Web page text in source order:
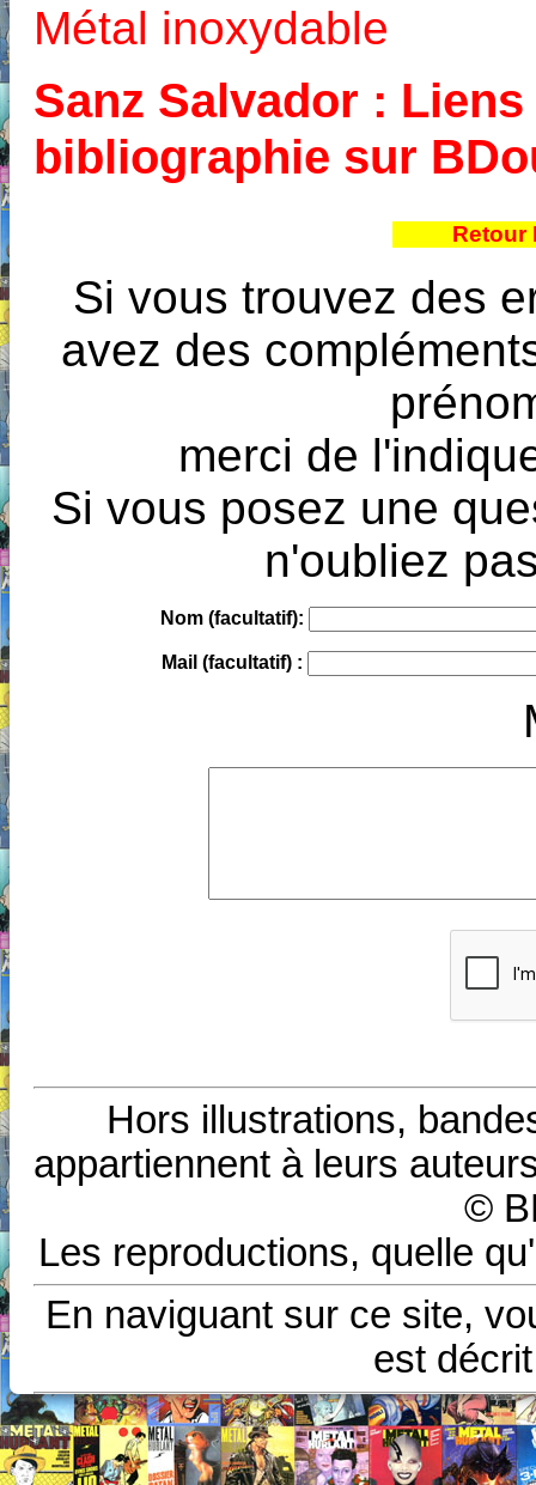
Métal inoxydable
Sanz Salvador :
bibliographie sur
Retour
Si vous trouvez des
avez des
merci de
Si vous posez une
n'oubliez
Nom (facultatif):
Mail (facultatif) :
Hors illustrations,
appartiennent à leurs
©
Les reproductions, quelle
En naviguant sur ce site,
est